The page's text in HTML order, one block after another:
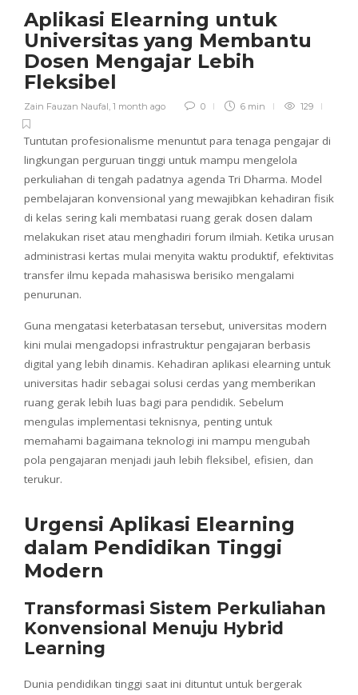
Aplikasi Elearning untuk
Universitas yang Membantu
Dosen Mengajar Lebih
Fleksibel
Zain Fauzan Naufal, 1 month ago 0 6 min 129
Tuntutan profesionalisme menuntut para tenaga pengajar di
lingkungan perguruan tinggi untuk mampu mengelola
perkuliahan di tengah padatnya agenda Tri Dharma. Model
pembelajaran konvensional yang mewajibkan kehadiran fisik
di kelas sering kali membatasi ruang gerak dosen dalam
melakukan riset atau menghadiri forum ilmiah. Ketika urusan
administrasi kertas mulai menyita waktu produktif, efektivitas
transfer ilmu kepada mahasiswa berisiko mengalami
penurunan.
Guna mengatasi keterbatasan tersebut, universitas modern
kini mulai mengadopsi infrastruktur pengajaran berbasis
digital yang lebih dinamis. Kehadiran aplikasi elearning untuk
universitas hadir sebagai solusi cerdas yang memberikan
ruang gerak lebih luas bagi para pendidik. Sebelum
mengulas implementasi teknisnya, penting untuk
memahami bagaimana teknologi ini mampu mengubah
pola pengajaran menjadi jauh lebih fleksibel, efisien, dan
terukur.
Urgensi Aplikasi Elearning
dalam Pendidikan Tinggi
Modern
Transformasi Sistem Perkuliahan
Konvensional Menuju Hybrid
Learning
Dunia pendidikan tinggi saat ini dituntut untuk bergerak